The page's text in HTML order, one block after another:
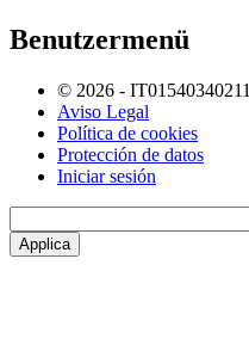
Benutzermenü
© 2026 - IT01540340211
Aviso Legal
Política de cookies
Protección de datos
Iniciar sesión